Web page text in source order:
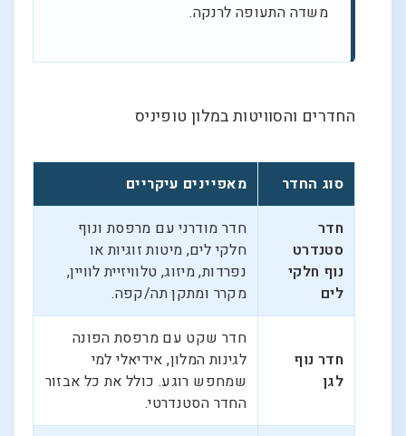
משדה התעופה לרנקה.
החדרים והסוויטות במלון טופיניס
סוג החדר מאפיינים עיקריים
חדר
סטנדרט
נוף חלקי
לים
חדר מודרני עם מרפסת ונוף
חלקי לים, מיטות זוגיות או
נפרדות, מיזוג, טלוויזיית לוויין,
מקרר ומתקן תה/קפה.
חדר נוף
לגן
חדר שקט עם מרפסת הפונה
לגינות המלון, אידיאלי למי
שמחפש רוגע. כולל את כל אבזור
החדר הסטנדרטי.